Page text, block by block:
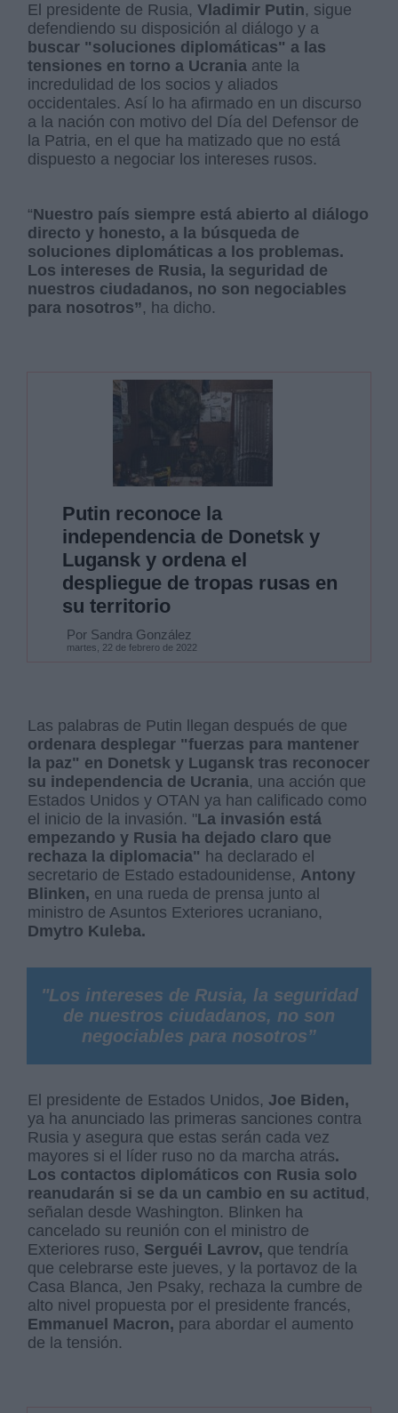
El presidente de Rusia,Vladimir Putin, sigue
defendiendo su disposición al diálogo y a
buscar "soluciones diplomáticas" a las
tensiones en torno a Ucrania ante la
incredulidad de los socios y aliados
occidentales. Así lo ha afirmado en un discurso
a la nación con motivo del Día del Defensor de
la Patria, en el que ha matizado que no está
dispuesto a negociar los intereses rusos.
“Nuestro país siempre está abierto al diálogo
directo y honesto, a la búsqueda de
soluciones diplomáticas a los problemas.
Los intereses de Rusia, la seguridad de
nuestros ciudadanos, no son negociables
para nosotros”, ha dicho.
Putin reconoce la
independencia de Donetsk y
Lugansk y ordena el
despliegue de tropas rusas en
su territorio
Por Sandra González
martes, 22 de febrero de 2022
Las palabras de Putin llegan después de que
ordenara desplegar "fuerzas para mantener
la paz" en Donetsk y Lugansk tras reconocer
su independencia de Ucrania, una acción que
Estados Unidos y OTAN ya han calificado como
el inicio de la invasión. "La invasión está
empezando y Rusia ha dejado claro que
rechaza la diplomacia" ha declarado el
secretario de Estado estadounidense, Antony
Blinken, en una rueda de prensa junto al
ministro de Asuntos Exteriores ucraniano,
Dmytro Kuleba.
"Los intereses de Rusia, la seguridad
de nuestros ciudadanos, no son
negociables para nosotros”
El presidente de Estados Unidos, Joe Biden,
ya ha anunciado las primeras sanciones contra
Rusia y asegura que estas serán cada vez
mayores si el líder ruso no da marcha atrás.
Los contactos diplomáticos con Rusia solo
reanudarán si se da un cambio en su actitud,
señalan desde Washington. Blinken ha
cancelado su reunión con el ministro de
Exteriores ruso, Serguéi Lavrov, que tendría
que celebrarse este jueves, y la portavoz de la
Casa Blanca, Jen Psaky, rechaza la cumbre de
alto nivel propuesta por el presidente francés,
Emmanuel Macron, para abordar el aumento
de la tensión.